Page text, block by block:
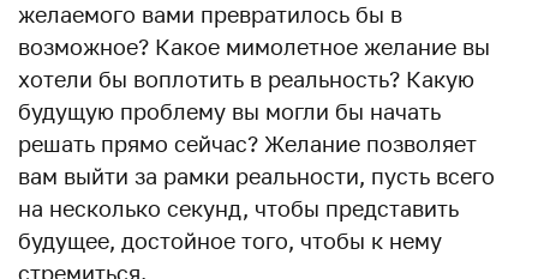
желаемого вами превратилось бы в
возможное? Какое мимолетное желание вы
хотели бы воплотить в реальность? Какую
будущую проблему вы могли бы начать
решать прямо сейчас? Желание позволяет
вам выйти за рамки реальности, пусть всего
на несколько секунд, чтобы представить
будущее, достойное того, чтобы к нему
стремиться.